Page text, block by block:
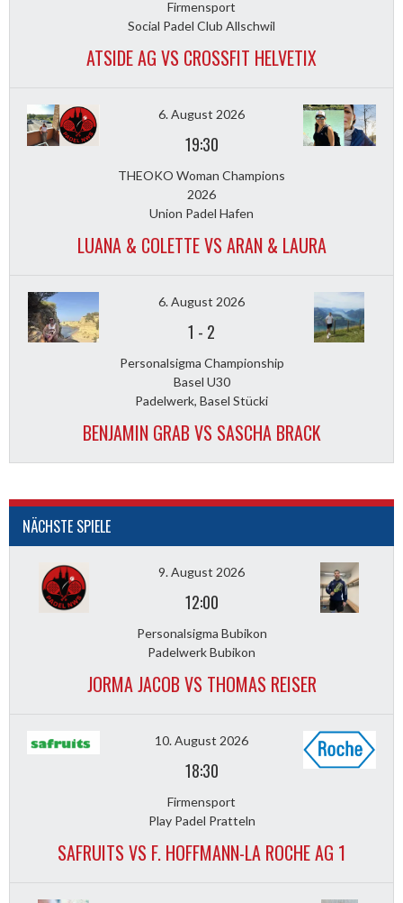
Firmensport
Social Padel Club Allschwil
ATSIDE AG VS CROSSFIT HELVETIX
6. August 2026
19:30
THEOKO Woman Champions
2026
Union Padel Hafen
LUANA & COLETTE VS ARAN & LAURA
6. August 2026
1 - 2
Personalsigma Championship
Basel U30
Padelwerk, Basel Stücki
BENJAMIN GRAB VS SASCHA BRACK
NÄCHSTE SPIELE
9. August 2026
12:00
Personalsigma Bubikon
Padelwerk Bubikon
JORMA JACOB VS THOMAS REISER
10. August 2026
18:30
Firmensport
Play Padel Pratteln
SAFRUITS VS F. HOFFMANN-LA ROCHE AG 1